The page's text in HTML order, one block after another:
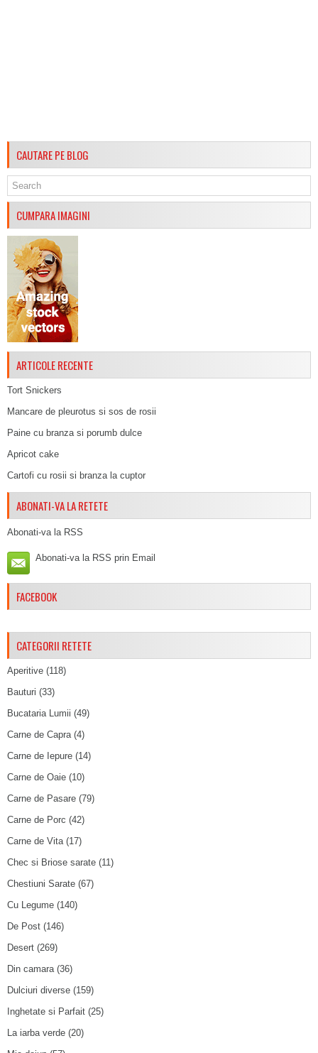
CAUTARE PE BLOG
CUMPARA IMAGINI
ARTICOLE RECENTE
Tort Snickers
Mancare de pleurotus si sos de rosii
Paine cu branza si porumb dulce
Apricot cake
Cartofi cu rosii si branza la cuptor
ABONATI-VA LA RETETE
Abonati-va la RSS
Abonati-va la RSS prin Email
FACEBOOK
CATEGORII RETETE
Aperitive (118)
Bauturi (33)
Bucataria Lumii (49)
Carne de Capra(4)
Carne de Iepure (14)
Carne de Oaie (10)
Carne de Pasare (79)
Carne de Porc (42)
Carne de Vita(17)
Chec si Briose sarate (11)
Chestiuni Sarate (67)
Cu Legume (140)
De Post (146)
Desert (269)
Din camara(36)
Dulciuri diverse (159)
Inghetate si Parfait (25)
La iarba verde (20)